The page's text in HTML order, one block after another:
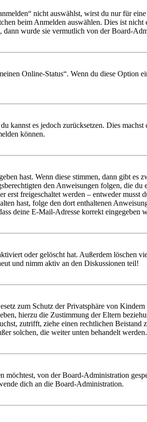
nicht auswählst, wirst du nur für
beim Anmelden auswählen. Dies ist
wurde sie vermutlich von der Board-
Online-Status“. Wenn du diese Option
es jedoch zurücksetzen. Dies
können.
hast. Wenn diese stimmen, dann gibt es
den Anweisungen folgen, die
freigeschaltet werden – entweder musst
hast, folge den dort enthaltenen
deine E-Mail-Adresse korrekt eingegeben
oder gelöscht hat. Außerdem löschen
und nimm aktiv an den Diskussionen teil!
zum Schutz der Privatsphäre von
hierzu die Zustimmung der Eltern
zutrifft, ziehe einen rechtlichen Beistand
solchen, die weiter unten behandelt werden.
möchtest, von der Board-Administration
dich an die Board-Administration.